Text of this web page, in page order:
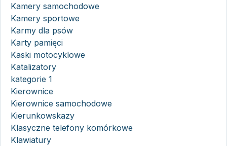
Kamery samochodowe
Kamery sportowe
Karmy dla psów
Karty pamięci
Kaski motocyklowe
Katalizatory
kategorie 1
Kierownice
Kierownice samochodowe
Kierunkowskazy
Klasyczne telefony komórkowe
Klawiatury